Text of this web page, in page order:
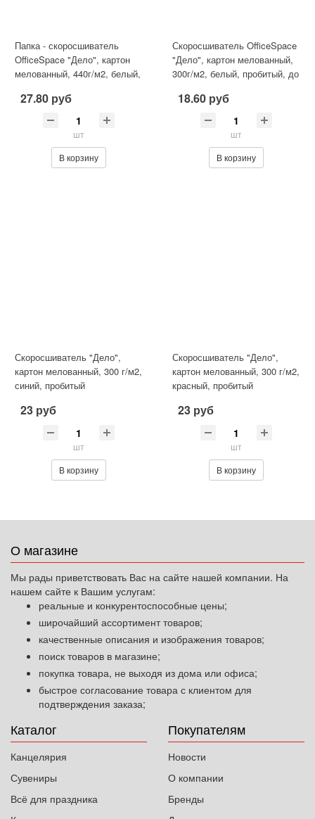
Папка - скоросшиватель
OfficeSpace "Дело", картон
мелованный, 440г/м2, белый,
27.80 руб
шт
В корзину
Скоросшиватель OfficeSpace
"Дело", картон мелованный,
300г/м2, белый, пробитый, до
18.60 руб
шт
В корзину
Скоросшиватель "Дело",
картон мелованный, 300 г/м2,
синий, пробитый
23 руб
шт
В корзину
Скоросшиватель "Дело",
картон мелованный, 300 г/м2,
красный, пробитый
23 руб
шт
В корзину
О магазине
Мы рады приветствовать Вас на сайте нашей компании. На
нашем сайте к Вашим услугам:
реальные и конкурентоспособные цены;
широчайший ассортимент товаров;
качественные описания и изображения товаров;
поиск товаров в магазине;
покупка товара, не выходя из дома или офиса;
быстрое согласование товара с клиентом для
подтверждения заказа;
Каталог
Канцелярия
Сувениры
Всё для праздника
Покупателям
Новости
О компании
Бренды